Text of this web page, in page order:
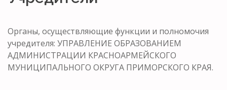
Органы, осуществляющие функции и полномочия
учредителя: УПРАВЛЕНИЕ ОБРАЗОВАНИЕМ
АДМИНИСТРАЦИИ КРАСНОАРМЕЙСКОГО
МУНИЦИПАЛЬНОГО ОКРУГА ПРИМОРСКОГО КРАЯ.